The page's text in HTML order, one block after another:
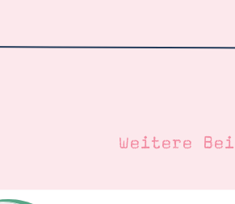
Weitere